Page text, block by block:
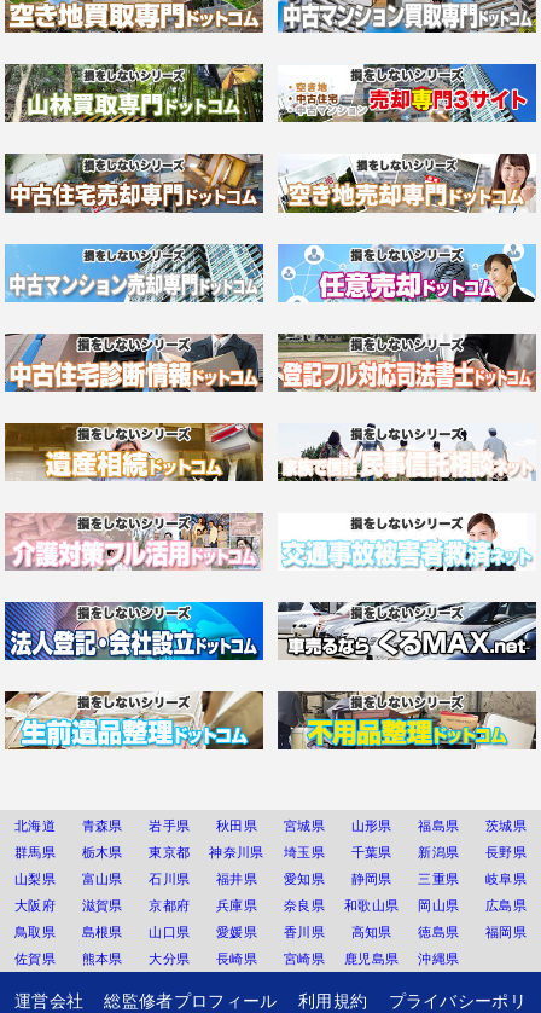
北海道 青森県 岩手県 秋田県 宮城県 山形県 福島県
茨城県
群馬県
栃木県 東京都 神奈川県 埼玉県 千葉県 新潟県
長野県
山梨県
富山県 石川県 福井県 愛知県 静岡県 三重県
岐阜県
大阪府
滋賀県 京都府 兵庫県 奈良県 和歌山県 岡山県
広島県
鳥取県
島根県 山口県 愛媛県 香川県 高知県 徳島県
福岡県
佐賀県
熊本県 大分県 長崎県 宮崎県 鹿児島県 沖縄県
運営会社 総監修者プロフィール 利用規約 プライバシーポリ